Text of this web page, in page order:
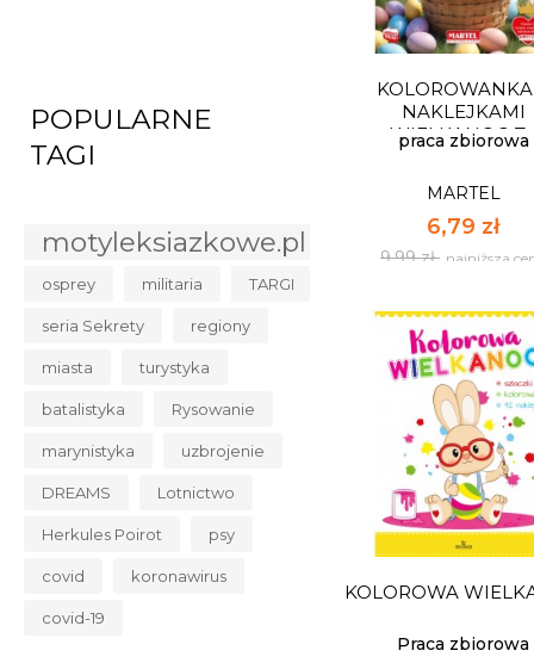
POPULARNE
TAGI
motyleksiazkowe.pl
osprey militaria TARGI
seria Sekrety regiony
miasta turystyka
batalistyka Rysowanie
marynistyka uzbrojenie
DREAMS Lotnictwo
Herkules Poirot psy
covid koronawirus
covid-19
80,92 zł
119,00 zł najniższa
Dostępnych: 9
Ilość:
DO KOSZYKA
NAKLEJKAMI
WIELKANOC Z...
praca zbiorowa
MARTEL
6,79 zł
9,99 zł najniższa
KOLOROWANKA
NAKLEJKAMI
WIELKANOC Z...
MARTEL
6,79 zł
9,99 zł najniższa
Dostępnych: mały
Ilość:
KOLOROWA
Praca zbiorowa